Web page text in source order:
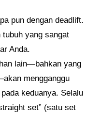
pun dengan deadlift.
yang sangat
Anda.
lain—bahkan yang
mengganggu
keduanya. Selalu
set” (satu set